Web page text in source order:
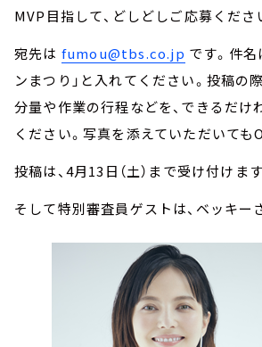
MVP目指して、どしどしご応募くださ
宛先は fumou@tbs.co.jp です。件
ンまつり」と入れてください。投稿の
分量や作業の行程などを、できるだけ
ください。写真を添えていただいても
投稿は、4月13日（土）まで受け付けま
そして特別審査員ゲストは、ベッキー